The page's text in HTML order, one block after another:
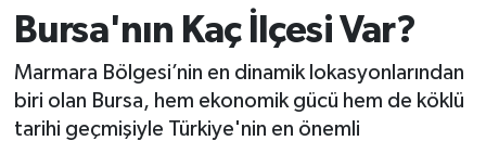
Bursa'nın Kaç İlçesi Var?
Marmara Bölgesi’nin en dinamik lokasyonlarından
biri olan Bursa, hem ekonomik gücü hem de köklü
tarihi geçmişiyle Türkiye'nin en önemli
Asayiş
Turizm
Yaşam
Antalya Namaz Vakitleri
Antalya Trafik Yoğunluk Haritası
Süper Lig Puan Durumu ve Fikstür